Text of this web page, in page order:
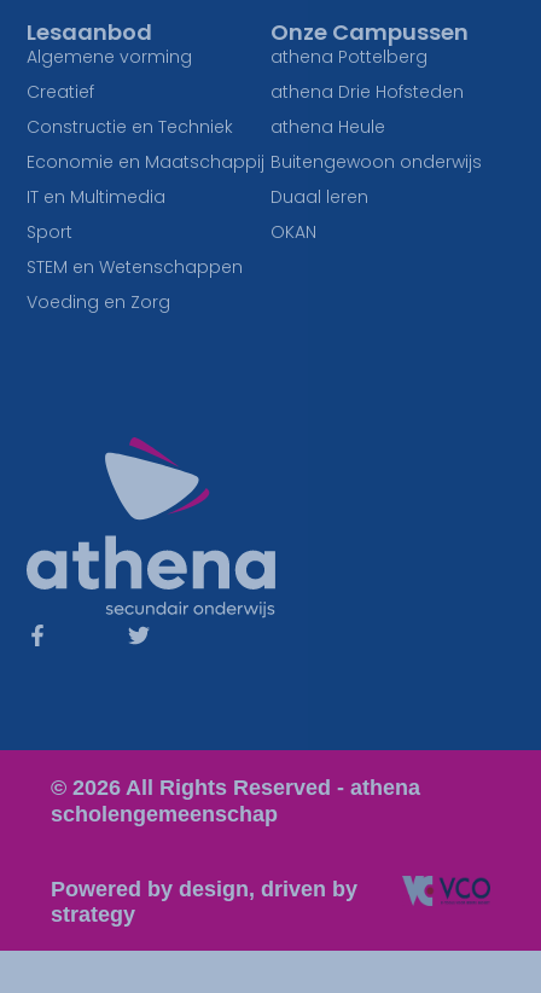
Onze Campussen
athena Pottelberg
athena Drie Hofsteden
athena Heule
Buitengewoon onderwijs
Duaal leren
OKAN
Lesaanbod
Algemene vorming
Creatief
Constructie en Techniek
Economie en Maatschappij
IT en Multimedia
Sport
STEM en Wetenschappen
Voeding en Zorg
© 2026 All Rights Reserved - athena
scholengemeenschap
Powered by design, driven by
strategy